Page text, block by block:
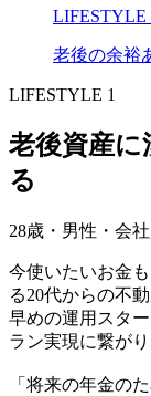
LIFESTYLE
老後の余裕
LIFESTYLE 1
老後資産
る
28歳・男性・会
今使いたいお金
る20代からの不動
早めの運用スタ
ラン実現に繋がり
「将来の年金の